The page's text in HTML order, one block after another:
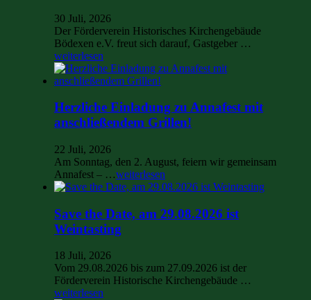
30 Juli, 2026
Der Förderverein Historisches Kirchengebäude
Bödexen e.V. freut sich darauf, Gastgeber …
weiterlesen
Herzliche Einladung zu Annafest mit
anschließendem Grillen!
22 Juli, 2026
Am Sonntag, den 2. August, feiern wir gemeinsam
Annafest – …weiterlesen
Save the Date, am 29.08.2026 ist
Weintasting
18 Juli, 2026
Vom 29.08.2026 bis zum 27.09.2026 ist der
Förderverein Historische Kirchengebäude …
weiterlesen